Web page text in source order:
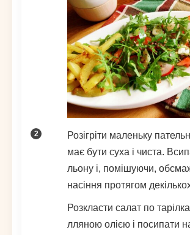
Розігріти маленьку
має бути суха і чиста.
льону і, помішуючи,
насіння протягом
Розкласти салат по
лляною олією і посипати